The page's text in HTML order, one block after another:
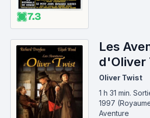
7.3
Les
d'Oliver
(1997)
Oliver Twist
1 h 31 min.
1997
Aventure